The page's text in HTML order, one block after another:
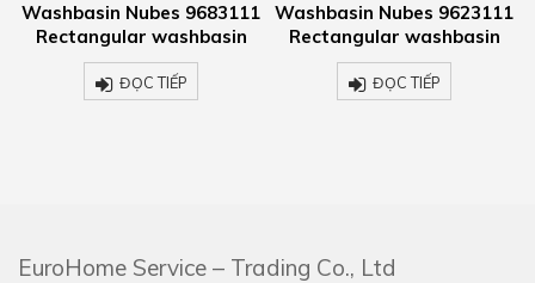
Washbasin Nubes 9683111
Rectangular washbasin
ĐỌC TIẾP
Washbasin Nubes 9623111
Rectangular washbasin
ĐỌC TIẾP
EuroHome Service – Trading Co., Ltd